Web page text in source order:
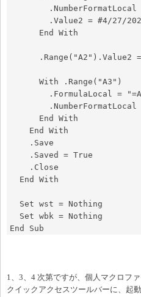
End Sub
1、3、4 次第ですが、個人マクロフ
クイックアクセスツールバーに、起